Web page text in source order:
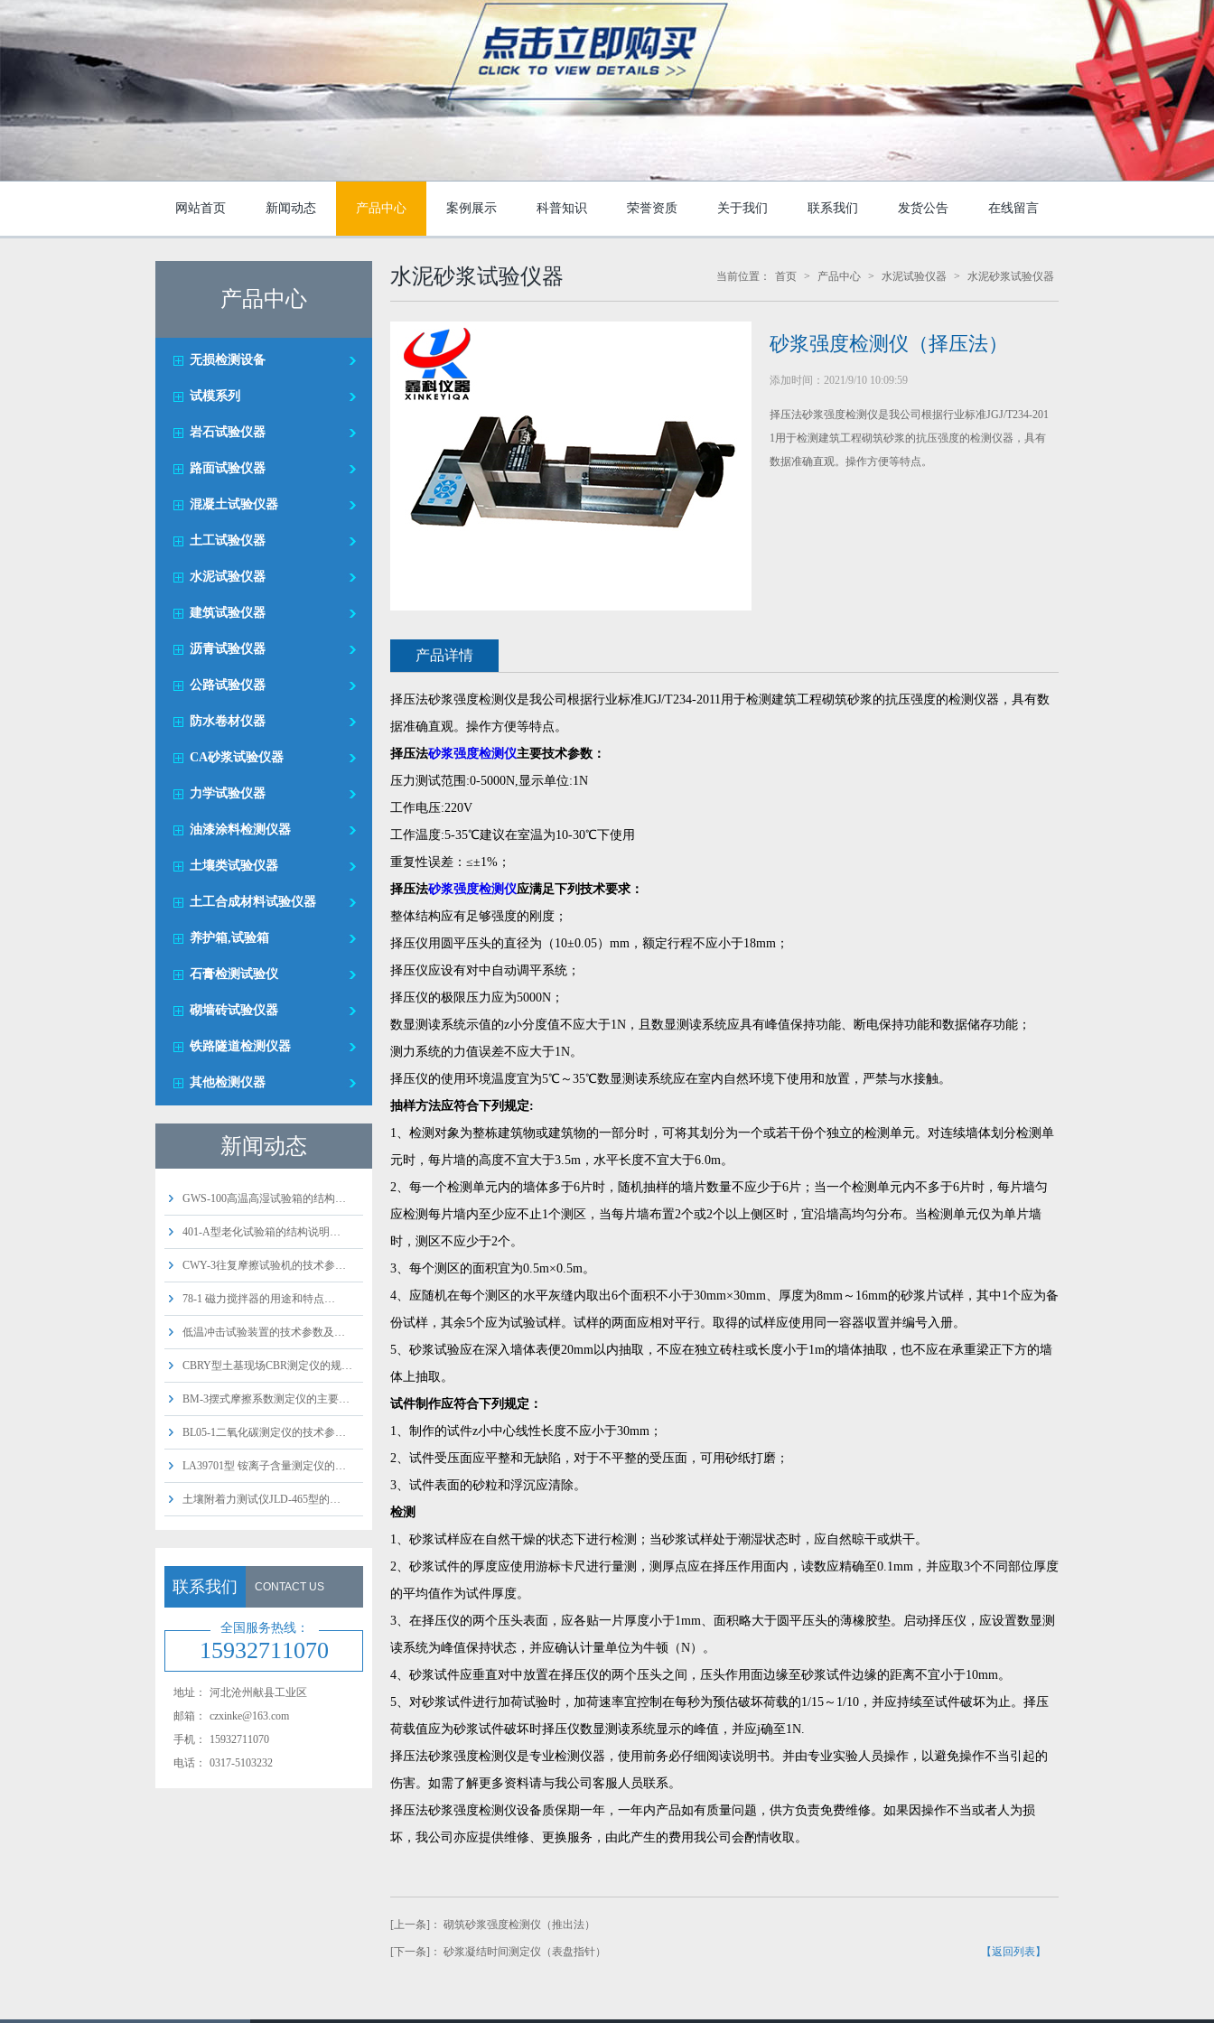
网站首页 新闻动态 产品中心 案例展示 科普知识 荣誉资质 关于我们 联系我们 发货公告 在线留言
产品中心
无损检测设备
试模系列
岩石试验仪器
路面试验仪器
混凝土试验仪器
土工试验仪器
水泥试验仪器
建筑试验仪器
沥青试验仪器
公路试验仪器
防水卷材仪器
CA砂浆试验仪器
力学试验仪器
油漆涂料检测仪器
土壤类试验仪器
土工合成材料试验仪器
养护箱,试验箱
石膏检测试验仪
砌墙砖试验仪器
铁路隧道检测仪器
其他检测仪器
新闻动态
GWS-100高温高湿试验箱的结构…
401-A型老化试验箱的结构说明…
CWY-3往复摩擦试验机的技术参…
78-1 磁力搅拌器的用途和特点…
低温冲击试验装置的技术参数及…
CBRY型土基现场CBR测定仪的规…
BM-3摆式摩擦系数测定仪的主要…
BL05-1二氧化碳测定仪的技术参…
LA39701型 铵离子含量测定仪的…
土壤附着力测试仪JLD-465型的…
联系我们 CONTACT US
15932711070
全国服务热线：
地址：
河北沧州献县工业区
邮箱：
czxinke@163.com
手机：
15932711070
电话：
0317-5103232
水泥砂浆试验仪器 当前位置： 首页 > 产品中心 > 水泥试验仪器 > 水泥砂浆试验仪器
砂浆强度检测仪（择压法）
添加时间：2021/9/10 10:09:59
择压法砂浆强度检测仪是我公司根据行业标准JGJ/T234-201
1用于检测建筑工程砌筑砂浆的抗压强度的检测仪器，具有
数据准确直观。操作方便等特点。
产品详情
择压法砂浆强度检测仪是我公司根据行业标准JGJ/T234-2011用于检测建筑工程砌筑砂浆的抗压强度的检测仪器，具有数
据准确直观。操作方便等特点。
择压法砂浆强度检测仪主要技术参数：
压力测试范围:0-5000N,显示单位:1N
工作电压:220V
工作温度:5-35℃建议在室温为10-30℃下使用
重复性误差：≤±1%；
择压法砂浆强度检测仪应满足下列技术要求：
整体结构应有足够强度的刚度；
择压仪用圆平压头的直径为（10±0.05）mm，额定行程不应小于18mm；
择压仪应设有对中自动调平系统；
择压仪的极限压力应为5000N；
数显测读系统示值的z小分度值不应大于1N，且数显测读系统应具有峰值保持功能、断电保持功能和数据储存功能；
测力系统的力值误差不应大于1N。
择压仪的使用环境温度宜为5℃～35℃数显测读系统应在室内自然环境下使用和放置，严禁与水接触。
抽样方法应符合下列规定:
1、检测对象为整栋建筑物或建筑物的一部分时，可将其划分为一个或若干份个独立的检测单元。对连续墙体划分检测单
元时，每片墙的高度不宜大于3.5m，水平长度不宜大于6.0m。
2、每一个检测单元内的墙体多于6片时，随机抽样的墙片数量不应少于6片；当一个检测单元内不多于6片时，每片墙匀
应检测每片墙内至少应不止1个测区，当每片墙布置2个或2个以上侧区时，宜沿墙高均匀分布。当检测单元仅为单片墙
时，测区不应少于2个。
3、每个测区的面积宜为0.5m×0.5m。
4、应随机在每个测区的水平灰缝内取出6个面积不小于30mm×30mm、厚度为8mm～16mm的砂浆片试样，其中1个应为备
份试样，其余5个应为试验试样。试样的两面应相对平行。取得的试样应使用同一容器収置并编号入册。
5、砂浆试验应在深入墙体表便20mm以内抽取，不应在独立砖柱或长度小于1m的墙体抽取，也不应在承重梁正下方的墙
体上抽取。
试件制作应符合下列规定：
1、制作的试件z小中心线性长度不应小于30mm；
2、试件受压面应平整和无缺陷，对于不平整的受压面，可用砂纸打磨；
3、试件表面的砂粒和浮沉应清除。
检测
1、砂浆试样应在自然干燥的状态下进行检测；当砂浆试样处于潮湿状态时，应自然晾干或烘干。
2、砂浆试件的厚度应使用游标卡尺进行量测，测厚点应在择压作用面内，读数应精确至0.1mm，并应取3个不同部位厚度
的平均值作为试件厚度。
3、在择压仪的两个压头表面，应各贴一片厚度小于1mm、面积略大于圆平压头的薄橡胶垫。启动择压仪，应设置数显测
读系统为峰值保持状态，并应确认计量单位为牛顿（N）。
4、砂浆试件应垂直对中放置在择压仪的两个压头之间，压头作用面边缘至砂浆试件边缘的距离不宜小于10mm。
5、对砂浆试件进行加荷试验时，加荷速率宜控制在每秒为预估破坏荷载的1/15～1/10，并应持续至试件破坏为止。择压
荷载值应为砂浆试件破坏时择压仪数显测读系统显示的峰值，并应j确至1N.
择压法砂浆强度检测仪是专业检测仪器，使用前务必仔细阅读说明书。并由专业实验人员操作，以避免操作不当引起的
伤害。如需了解更多资料请与我公司客服人员联系。
择压法砂浆强度检测仪设备质保期一年，一年内产品如有质量问题，供方负责免费维修。如果因操作不当或者人为损
坏，我公司亦应提供维修、更换服务，由此产生的费用我公司会酌情收取。
[上一条]： 砌筑砂浆强度检测仪（推出法）
[下一条]： 砂浆凝结时间测定仪（表盘指针） 【返回列表】